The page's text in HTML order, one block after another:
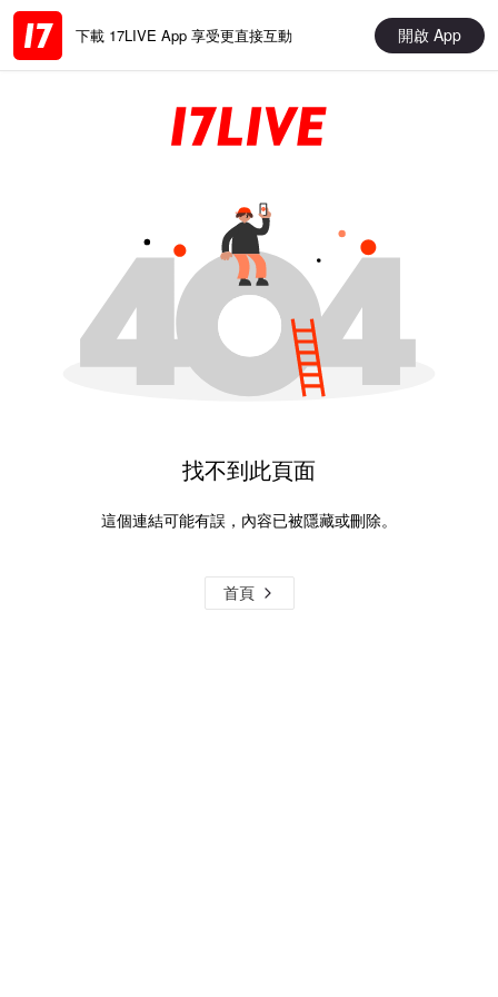
下載 17LIVE App 享受更直接互動 開啟 App
找不到此頁面
這個連結可能有誤，內容已被隱藏或刪除。
首頁